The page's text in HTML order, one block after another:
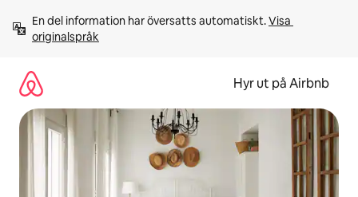
innehåll
En del information har översatts automatiskt. Visa
originalspråk
Hyr ut på Airbnb